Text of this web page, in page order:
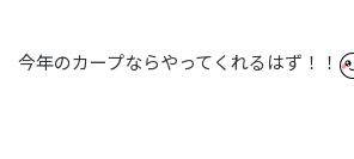
今年のカープならやってくれるはず！！